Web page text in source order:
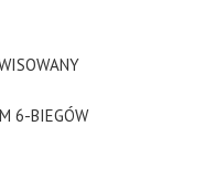
6-BIEGÓW